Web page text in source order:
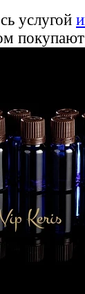
услугой
покупают